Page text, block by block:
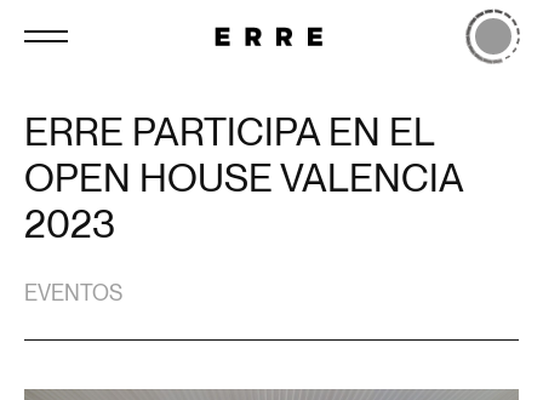
ERRE PARTICIPA EN EL
OPEN HOUSE VALENCIA
2023
EVENTOS